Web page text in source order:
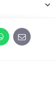
WhatsApp
E-
mail